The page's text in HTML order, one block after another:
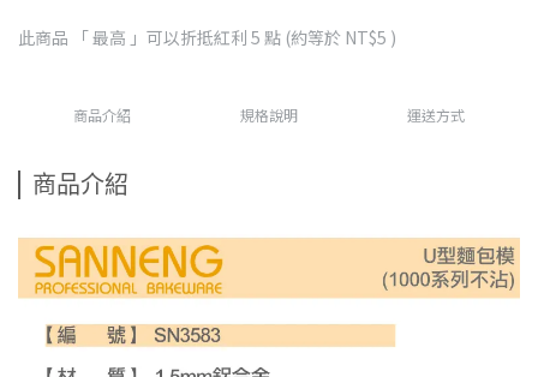
此商品 「 最高 」可以折抵紅利 5 點 (約等於 NT$5 )
商品介紹 規格說明 運送方式
商品介紹